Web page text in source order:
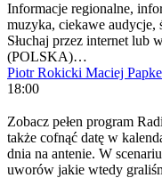
Informacje regionalne,
muzyka, ciekawe audycje,
Słuchaj przez internet lub
(POLSKA)…
Piotr Rokicki Maciej Papke
18:00
Zobacz pełen program
także cofnąć datę w
dnia na antenie. W
uworów jakie wtedy